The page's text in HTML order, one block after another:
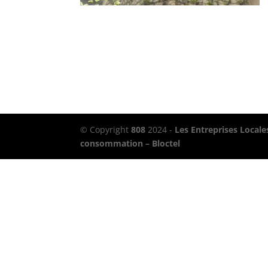
© Copyright808 2024 - Les Entreprises
consommation – Bloctel